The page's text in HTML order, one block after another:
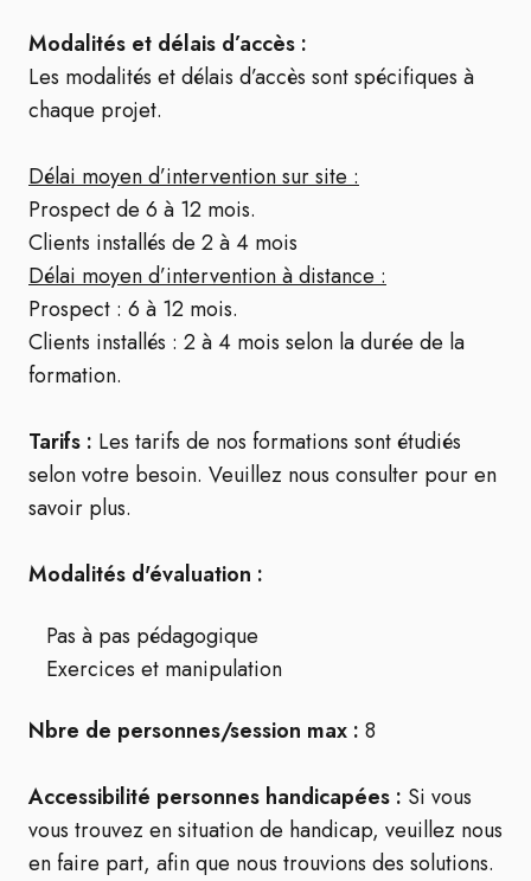
Modalités et délais d’accès :
Les modalités et délais d’accès sont spécifiques à
chaque projet.
Délai moyen d’intervention sur site :
Prospect de 6 à 12 mois.
Clients installés de 2 à 4 mois
Délai moyen d’intervention à distance :
Prospect : 6 à 12 mois.
Clients installés : 2 à 4 mois selon la durée de la
formation.
Tarifs : Les tarifs de nos formations sont étudiés
selon votre besoin. Veuillez nous consulter pour en
savoir plus.
Modalités d'évaluation :
Pas à pas pédagogique
Exercices et manipulation
Nbre de personnes/session max : 8
Accessibilité personnes handicapées : Si vous
vous trouvez en situation de handicap, veuillez nous
en faire part, afin que nous trouvions des solutions.